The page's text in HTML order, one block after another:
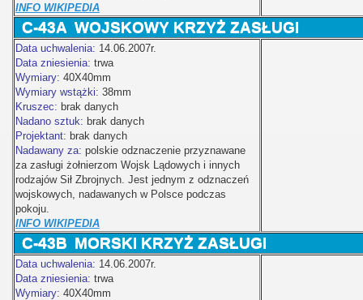
INFO WIKIPEDIA
C-43A WOJSKOWY KRZYŻ ZASŁUGI
Data uchwalenia: 14.06.2007r.
Data zniesienia: trwa
Wymiary: 40X40mm
Wymiary wstążki: 38mm
Kruszec: brak danych
Nadano sztuk: brak danych
Projektant: brak danych
Nadawany za: polskie odznaczenie przyznawane
za zasługi żołnierzom Wojsk Lądowych i innych
rodzajów Sił Zbrojnych. Jest jednym z odznaczeń
wojskowych, nadawanych w Polsce podczas
pokoju.
INFO WIKIPEDIA
C-43B MORSKI KRZYŻ ZASŁUGI
Data uchwalenia: 14.06.2007r.
Data zniesienia: trwa
Wymiary: 40X40mm